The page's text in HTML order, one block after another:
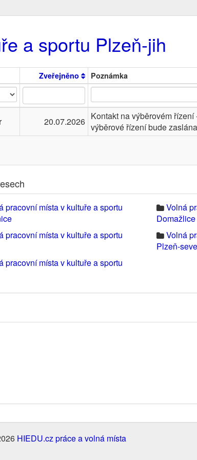
a sportu Plzeň-jih
Zveřejněno Poznámka
20.07.2026 Kontakt na výběrovém
výběrové řízení bude
pracovní místa v kultuře a sportu
Volná
Domažlice
pracovní místa v kultuře a sportu
Volná
Plzeň-
pracovní místa v kultuře a sportu
HIEDU.cz práce a volná místa